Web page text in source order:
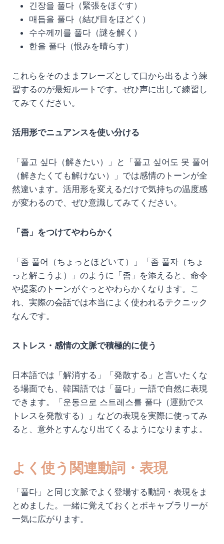
긴장을 풀다（緊張をほぐす）
매듭을 풀다（結び目をほどく）
수수께끼를 풀다（謎を解く）
한을 풀다（恨みを晴らす）
これらをそのままフレーズとして口から出るよう練
習するのが最短ルートです。ぜひ声に出して練習し
てみてください。
活用形でニュアンスを使い分ける
「풀고 싶다（解きたい）」と「풀고 싶어도 못 풀어
（解きたくても解けない）」では感情のトーンが全
然違います。活用形を変えるだけで気持ちの温度感
が変わるので、ぜひ意識してみてください。
「좀」をつけてやわらかく
「좀 풀어（ちょっとほどいて）」「좀 풀자（ちょ
っと解こうよ）」のように「좀」を添えると、命令
や提案のトーンがぐっとやわらかくなります。こ
れ、実際の会話では本当によく使われるテクニック
なんです。
ストレス・感情の文脈で積極的に使う
日本語では「解消する」「発散する」と言いたくな
る場面でも、韓国語では「풀다」一語で自然に表現
できます。「운동으로 스트레스를 풀다（運動でス
トレスを発散する）」などの表現を実際に使ってみ
ると、意外とすんなり出てくるようになりますよ。
よく使う関連動詞・表現
「풀다」と同じ文脈でよく登場する動詞・表現をま
とめました。一緒に覚えておくとボキャブラリーが
一気に広がります。